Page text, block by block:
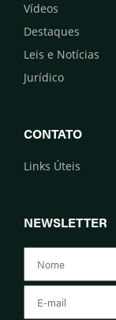
Vídeos
Destaques
Leis e Notícias
Jurídico
CONTATO
Links Úteis
NEWSLETTER